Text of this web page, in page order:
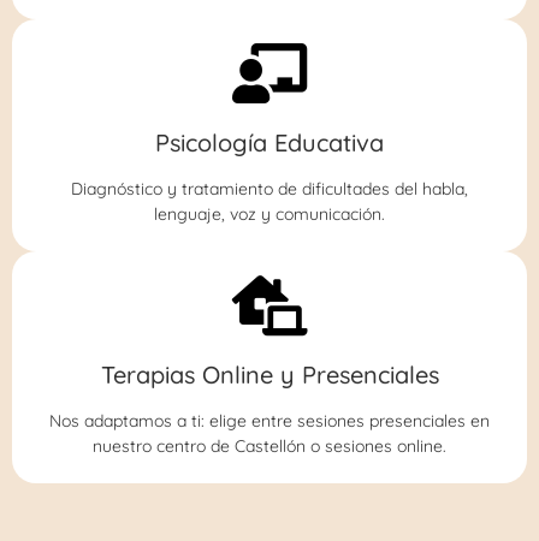
Psicología Educativa
Diagnóstico y tratamiento de dificultades del habla,
lenguaje, voz y comunicación.
Terapias Online y Presenciales
Nos adaptamos a ti: elige entre sesiones presenciales en
nuestro centro de Castellón o sesiones online.